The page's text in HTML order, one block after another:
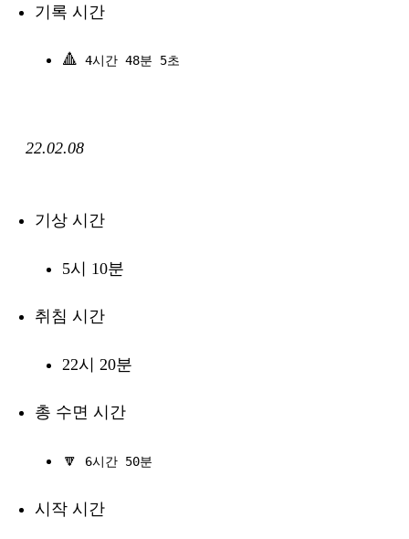
기록 시간
🔺 4시간 48분 5초
22.02.08
기상 시간
5시 10분
취침 시간
22시 20분
총 수면 시간
🔽 6시간 50분
시작 시간